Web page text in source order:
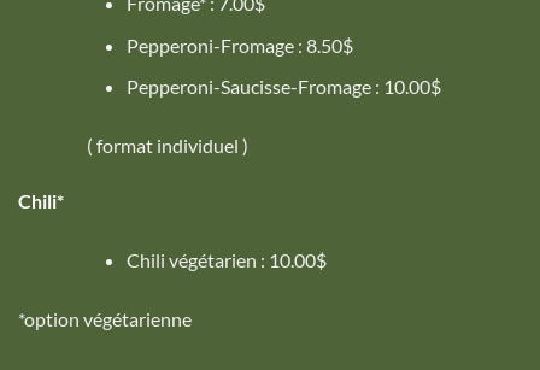
Pepperoni-Fromage : 8.50$
Pepperoni-Saucisse-Fromage : 10.00$
( format individuel )
Chili*
Chili végétarien : 10.00$
*option végétarienne